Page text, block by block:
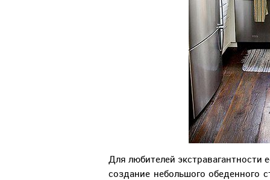
Для любителей экстравагантности
создание небольшого обеденного